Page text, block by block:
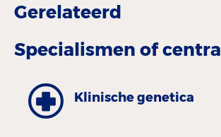
Gerelateerd
Specialismen of centra
Klinische genetica